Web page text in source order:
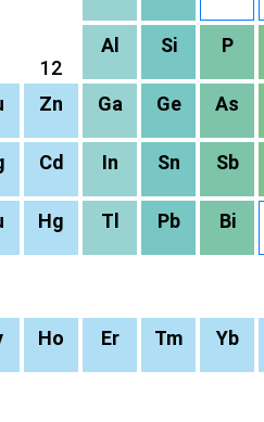
12
Al Si P
Zn Ga Ge As
Cd In Sn Sb
Hg Tl Pb Bi
Ho Er Tm Yb